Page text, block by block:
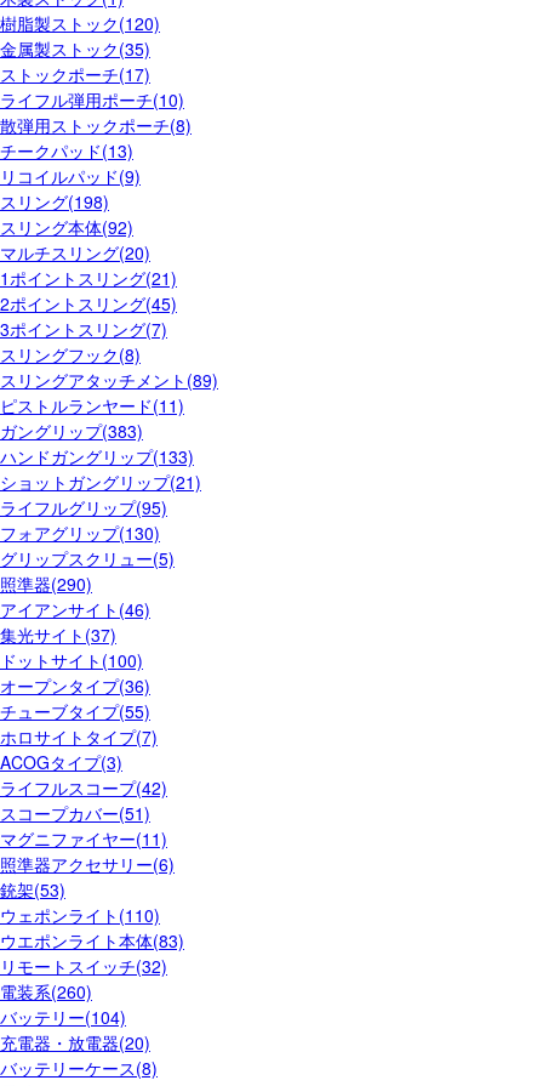
樹脂製ストック(120)
金属製ストック(35)
ストックポーチ(17)
ライフル弾用ポーチ(10)
散弾用ストックポーチ(8)
チークパッド(13)
リコイルパッド(9)
スリング(198)
スリング本体(92)
マルチスリング(20)
1ポイントスリング(21)
2ポイントスリング(45)
3ポイントスリング(7)
スリングフック(8)
スリングアタッチメント(89)
ピストルランヤード(11)
ガングリップ(383)
ハンドガングリップ(133)
ショットガングリップ(21)
ライフルグリップ(95)
フォアグリップ(130)
グリップスクリュー(5)
照準器(290)
アイアンサイト(46)
集光サイト(37)
ドットサイト(100)
オープンタイプ(36)
チューブタイプ(55)
ホロサイトタイプ(7)
ACOGタイプ(3)
ライフルスコープ(42)
スコープカバー(51)
マグニファイヤー(11)
照準器アクセサリー(6)
銃架(53)
ウェポンライト(110)
ウエポンライト本体(83)
リモートスイッチ(32)
電装系(260)
バッテリー(104)
充電器・放電器(20)
バッテリーケース(8)